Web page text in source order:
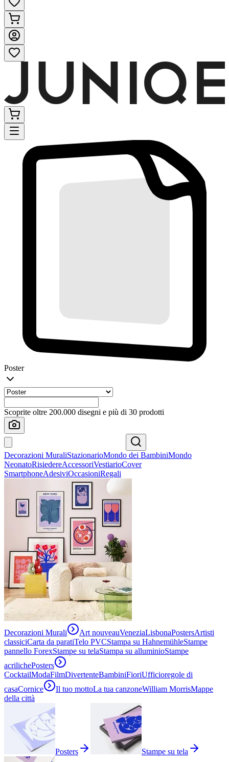
Poster
Scoprite oltre 200.000 disegni e più di 30 prodotti
Decorazioni MuraliStazionarioMondo dei BambiniMondo
NeonatoRisiedereAccessoriVestiarioCover
SmartphoneAdesiviOccasioniRegali
Decorazioni Murali Art nouveauVeneziaLisbonaPostersArtisti
classiciCarta da paratiTelo PVCStampa su HahnemühleStampe
pannello ForexStampe su telaStampa su alluminioStampe
acrilichePosters
CocktailModaFilmDivertenteBambiniFioriUfficioregole di
casaCornice Il tuo mottoLa tua canzoneWilliam MorrisMappe
della città
Posters Stampe su tela